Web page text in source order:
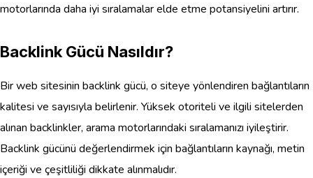
motorlarında daha iyi sıralamalar elde etme potansiyelini artırır.
Backlink Gücü Nasıldır?
Bir web sitesinin backlink gücü, o siteye yönlendiren bağlantıların
kalitesi ve sayısıyla belirlenir. Yüksek otoriteli ve ilgili sitelerden
alınan backlinkler, arama motorlarındaki sıralamanızı iyileştirir.
Backlink gücünü değerlendirmek için bağlantıların kaynağı, metin
içeriği ve çeşitliliği dikkate alınmalıdır.